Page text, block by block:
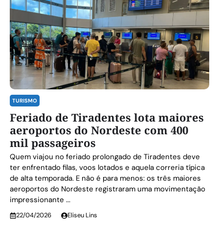
TURISMO
Feriado de Tiradentes lota maiores
aeroportos do Nordeste com 400
mil passageiros
Quem viajou no feriado prolongado de Tiradentes deve
ter enfrentado filas, voos lotados e aquela correria típica
de alta temporada. E não é para menos: os três maiores
aeroportos do Nordeste registraram uma movimentação
impressionante ...
22/04/2026 Eliseu Lins